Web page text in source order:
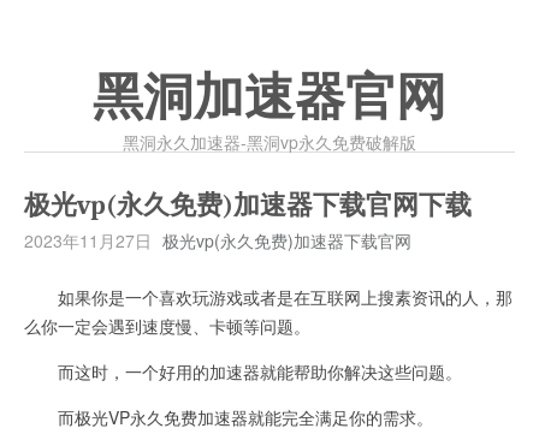
黑洞加速器官网
黑洞永久加速器-黑洞vp永久免费破解版
极光vp(永久免费)加速器下载官网下载
2023年11月27日 极光vp(永久免费)加速器下载官网
如果你是一个喜欢玩游戏或者是在互联网上搜素资讯的人，那
么你一定会遇到速度慢、卡顿等问题。
而这时，一个好用的加速器就能帮助你解决这些问题。
而极光VP永久免费加速器就能完全满足你的需求。